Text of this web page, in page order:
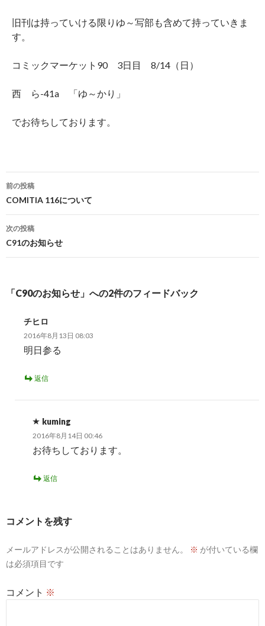
旧刊は持っていける限りゆ～写部も含めて持っていきま
す。
コミックマーケット90 3日目 8/14（日）
西 ら-41a 「ゆ～かり」
でお待ちしております。
投
稿
ナ
ビ
ゲ
ー
前の投稿
COMITIA 116について
次の投稿
C91のお知らせ
「C90のお知らせ」への2件のフィードバック
チヒロ
2016年8月13日 08:03
明日参る
返信
kuming
2016年8月14日 00:46
お待ちしております。
返信
コメントを残す
メールアドレスが公開されることはありません。 ※ が付いている欄
は必須項目です
コメント ※